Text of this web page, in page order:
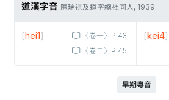
道漢字音 陳瑞祺及道字總社同人, 1939
〈卷一〉P.43
〈卷二〉P.45
[hei1] [kei4]
早期粵音